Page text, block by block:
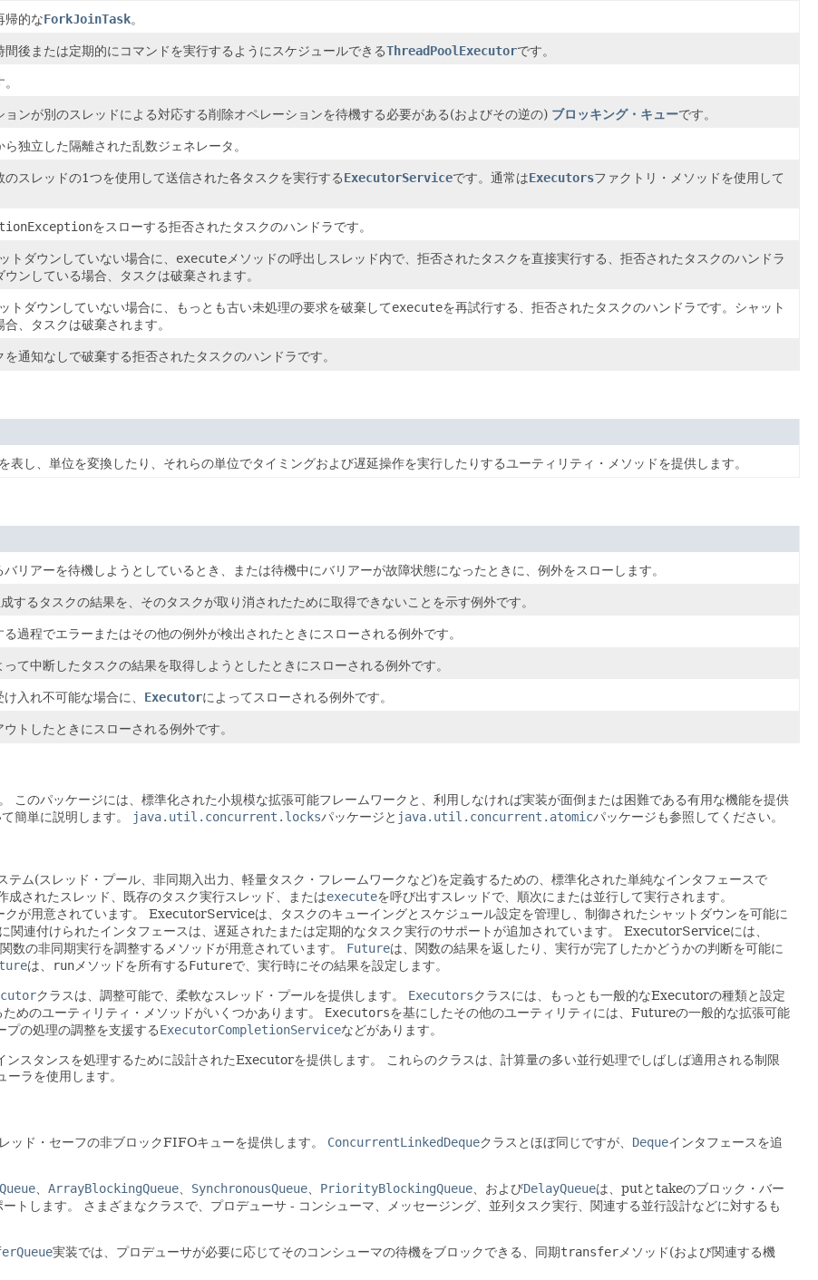
帰的なForkJoinTask。
間後または定期的にコマンドを実行するようにスケジュールできるThreadPoolExecutorです。
ョンが別のスレッドによる対応する削除オペレーションを待機する必要がある(およびその逆の) ブロッキング・キューです。
独立した隔離された乱数ジェネレータ。
のスレッドの1つを使用して送信された各タスクを実行するExecutorServiceです。通常はExecutorsファクトリ・メソッドを使用して
をスローする拒否されたタスクのハンドラです。
ダウンしていない場合に、 execute メソッドの呼出しスレッド内で、拒否されたタスクを直接実行する、拒否されたタスクのハンドラ
ンしている場合、タスクは破棄されます。
トダウンしていない場合に、もっとも古い未処理の要求を破棄してexecuteを再試行する、拒否されたタスクのハンドラです。シャット
、タスクは破棄されます。
通知なしで破棄する拒否されたタスクのハンドラです。
表し、単位を変換したり、それらの単位でタイミングおよび遅延操作を実行したりするユーティリティ・メソッドを提供します。
リアーを待機しようとしているとき、または待機中にバリアーが故障状態になったときに、例外をスローします。
するタスクの結果を、そのタスクが取り消されたために取得できないことを示す例外です。
過程でエラーまたはその他の例外が検出されたときにスローされる例外です。
て中断したタスクの結果を取得しようとしたときにスローされる例外です。
入れ不可能な場合に、 Executorによってスローされる例外です。
トしたときにスローされる例外です。
このパッケージには、標準化された小規模な拡張可能フレームワークと、利用しなければ実装が面倒または困難である有用な機能を提供
簡単に説明します。 java.util.concurrent.locksパッケージと java.util.concurrent.atomicパッケージも参照してください。
テム(スレッド・プール、非同期入出力、軽量タスク・フレームワークなど)を定義するための、標準化された単純なインタフェースで
されたスレッド、既存のタスク実行スレッド、またはexecuteを呼び出すスレッドで、順次にまたは並行して実行されます。
が用意されています。
ExecutorServiceは、タスクのキューイングとスケジュール設定を管理し、制御されたシャットダウンを可能に
関連付けられたインタフェースは、遅延されたまたは定期的なタスク実行のサポートが追加されています。
ExecutorServiceには、
数の非同期実行を調整するメソッドが用意されています。 Futureは、関数の結果を返したり、実行が完了したかどうかの判断を可能に
は、 runメソッドを所有するFutureで、実行時にその結果を設定します。
クラスは、調整可能で、柔軟なスレッド・プールを提供します。 Executorsクラスには、もっとも一般的なExecutorの種類と設定
のユーティリティ・メソッドがいくつかあります。
Executorsを基にしたその他のユーティリティには、Futureの一般的な拡張可能
プの処理の調整を支援するExecutorCompletionServiceなどがあります。
ンスタンスを処理するために設計されたExecutorを提供します。
これらのクラスは、計算量の多い並行処理でしばしば適用される制限
ラを使用します。
ッド・セーフの非ブロックFIFOキューを提供します。 ConcurrentLinkedDequeクラスとほぼ同じですが、 Dequeインタフェースを追
、 ArrayBlockingQueue、 SynchronousQueue、 PriorityBlockingQueue、およびDelayQueueは、putとtakeのブロック・バー
トします。
さまざまなクラスで、プロデューサ - コンシューマ、メッセージング、並列タスク実行、関連する並行設計などに対するも
実装では、プロデューサが必要に応じてそのコンシューマの待機をブロックできる、同期transferメソッド(および関連する機